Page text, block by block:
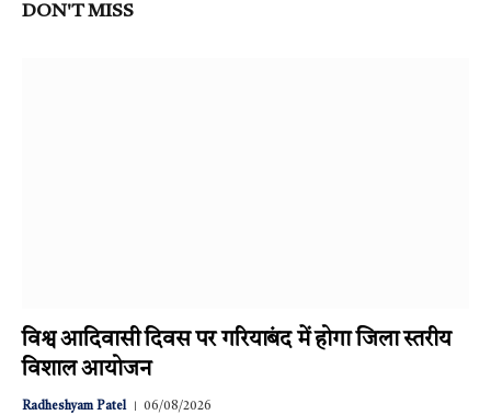
DON'T MISS
विश्व आदिवासी दिवस पर गरियाबंद में होगा जिला स्तरीय
विशाल आयोजन
Radheshyam Patel 06/08/2026